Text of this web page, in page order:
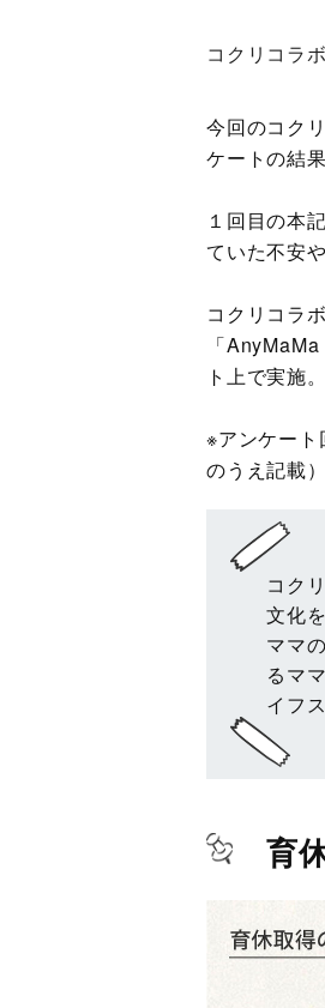
コクリコラボ
今回のコク
ケートの結
１回目の本
ていた不安
コクリコラ
「
ト上で実施
※アンケー
のうえ記載）
コク
文化
ママ
るマ
イフ
育